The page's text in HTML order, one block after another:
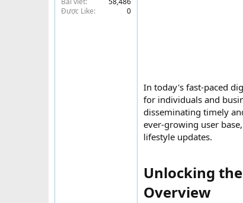
Được Like
0
In today's fast-paced
for individuals and
disseminating timely
ever-growing user
lifestyle updates.
Unlocking
Overview​